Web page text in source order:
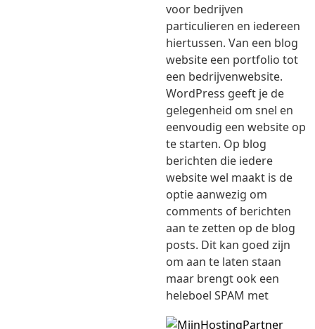
voor bedrijven
particulieren en iedereen
hiertussen. Van een blog
website een portfolio tot
een bedrijvenwebsite.
WordPress geeft je de
gelegenheid om snel en
eenvoudig een website op
te starten. Op blog
berichten die iedere
website wel maakt is de
optie aanwezig om
comments of berichten
aan te zetten op de blog
posts. Dit kan goed zijn
om aan te laten staan
maar brengt ook een
heleboel SPAM met